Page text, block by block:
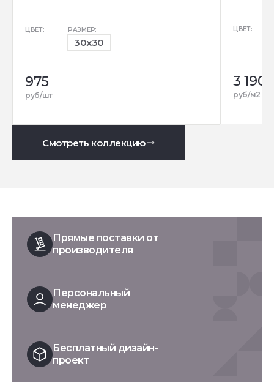
ЦВЕТ: РАЗМЕР:
30x30
975
руб/шт
ЦВЕТ:
3 190
руб/м2
Смотреть коллекцию
Прямые поставки от
производителя
Персональный
менеджер
Бесплатный дизайн-
проект